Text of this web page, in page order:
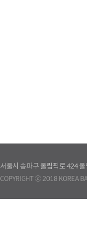
서울시 송파구 올림픽로 424
COPYRIGHT ⓒ 2018 KOREA